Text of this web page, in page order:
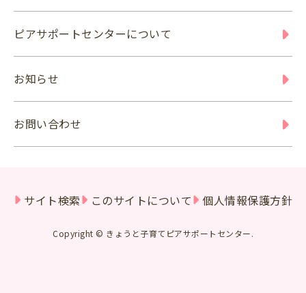
ピアサポートセンターについて
お知らせ
お問い合わせ
Copyright © きょうと子育てピアサポートセンター.
サイト検索 このサイトについて 個人情報保護方針